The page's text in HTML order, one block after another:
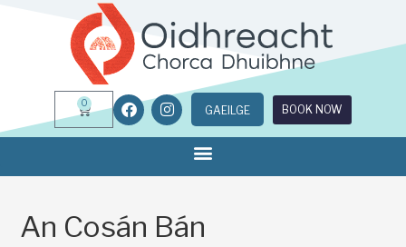
0
GAEILGE BOOK NOW
An Cosán Bán